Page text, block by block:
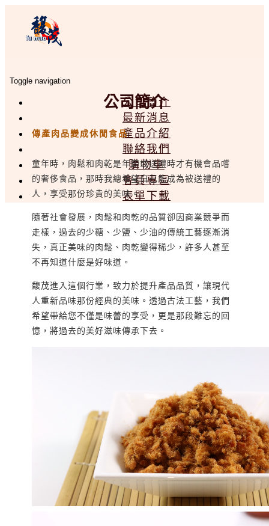
Toggle navigation
公司簡介
最新消息
產品介紹
聯絡我們
購物車
會員專區
表單下載
公司簡介
傳產肉品變成休閒食品
童年時，肉鬆和肉乾是年節或送禮時才有機會品嚐
的奢侈食品，那時我總希望自己能成為被送禮的
人，享受那份珍貴的美味。
隨著社會發展，肉鬆和肉乾的品質卻因商業競爭而
走樣，過去的少糖、少鹽、少油的傳統工藝逐漸消
失，真正美味的肉鬆、肉乾變得稀少，許多人甚至
不再知道什麼是好味道。
馥茂進入這個行業，致力於提升產品品質，讓現代
人重新品味那份經典的美味。透過古法工藝，我們
希望帶給您不僅是味蕾的享受，更是那段難忘的回
憶，將過去的美好滋味傳承下去。